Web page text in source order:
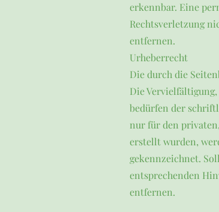
erkennbar. Eine
Rechtsverletzung
entfernen.
Urheberrecht
Die durch die
Die
bedürfen der
nur für den
erstellt wurden,
gekennzeichnet.
entsprechenden
entfernen.